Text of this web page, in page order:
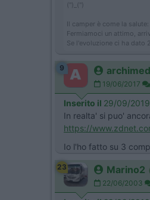
('')_('')
Il camper è come la
Fermiamoci un attimo,
Se l'evoluzione ci ha dato
9
19/06/2017
Inserito il 29/09/2019
In realta' si puo'
https://
Io l'ho fatto su 3
23 Marino2
22/06/2003